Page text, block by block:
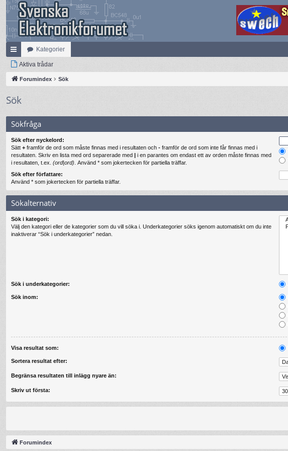
na
bb
ar
Kategorier
Aktiva trådar
Forumindex Sök
Sök
Sökfråga
Sök efter nyckelord:
Sätt + framför de ord som måste finnas med i resultaten och - framför de ord som inte får finnas med i
resultaten. Skriv en lista med ord separerade med | i en parantes om endast ett av orden måste finnas med
i resultaten, t.ex. (ord|ord) . Använd * som jokertecken för partiella träffar.
Sök efter författare:
Använd * som jokertecken för partiella träffar.
Sökalternativ
Sök i kategori:
Välj den kategori eller de kategorier som du vill söka i. Underkategorier söks igenom automatiskt om du inte
inaktiverar “Sök i underkategorier” nedan.
Sök i underkategorier:
Sök inom:
Visa resultat som:
Sortera resultat efter:
Begränsa resultaten till inlägg nyare än:
Skriv ut första:
Forumindex